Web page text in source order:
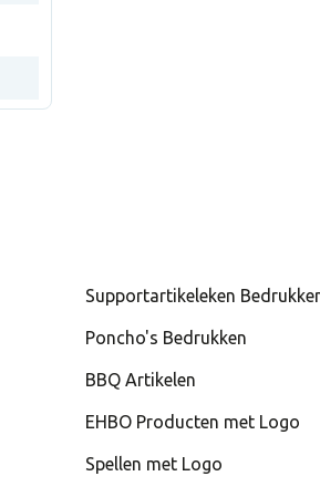
Supportartikeleken
Poncho's Bedrukken
BBQ Artikelen
EHBO Producten met Logo
Spellen met Logo